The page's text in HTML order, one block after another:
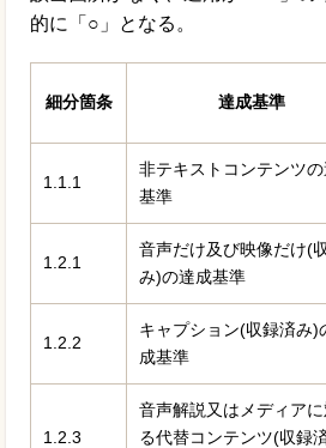
的に「○」となる。
細分箇条 達成基準
1.1.1
非テキストコンテンツ
基準
1.2.1
音声だけ及び映像だけ(
み)の達成基準
1.2.2
キャプション(収録済み)
成基準
1.2.3
音声解説又はメディアに
る代替コンテンツ(収録